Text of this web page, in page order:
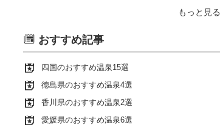
もっと見る
おすすめ記事
四国のおすすめ温泉15選
徳島県のおすすめ温泉4選
香川県のおすすめ温泉2選
愛媛県のおすすめ温泉6選